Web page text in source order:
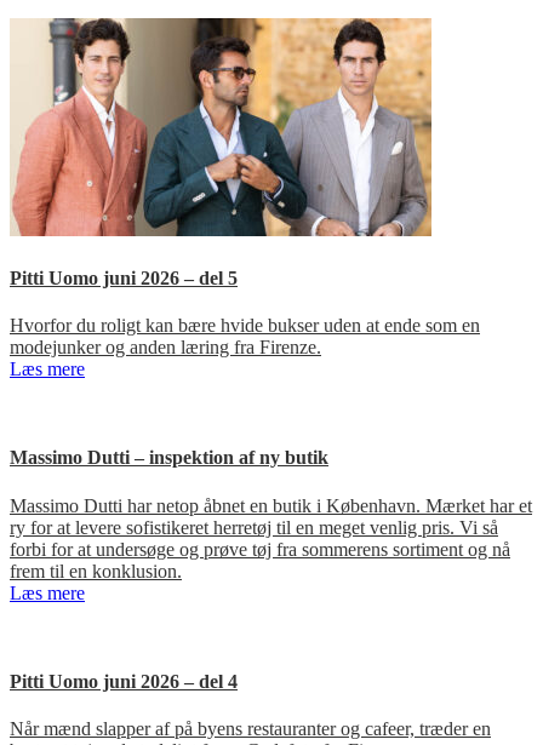
Pitti Uomo juni 2026 – del 5
Hvorfor du roligt kan bære hvide bukser uden at ende som en
modejunker og anden læring fra Firenze.
Læs mere
Massimo Dutti – inspektion af ny butik
Massimo Dutti har netop åbnet en butik i København. Mærket har et
ry for at levere sofistikeret herretøj til en meget venlig pris. Vi så
forbi for at undersøge og prøve tøj fra sommerens sortiment og nå
frem til en konklusion.
Læs mere
Pitti Uomo juni 2026 – del 4
Når mænd slapper af på byens restauranter og cafeer, træder en